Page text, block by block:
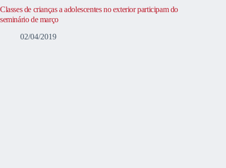
Classes de crianças a adolescentes no exterior participam do
seminário de março
02/04/2019